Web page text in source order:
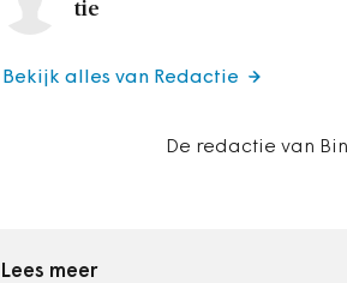
tie
De redactie van
Bekijk alles van Redactie
Lees meer